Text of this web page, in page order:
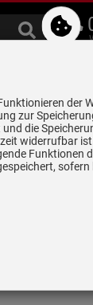
5 Jahre Garantie auf
alle
& Boch
Einloggen und
zur
die
widerrufbar